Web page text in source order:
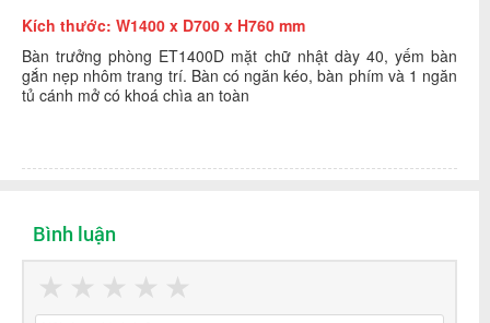
Kích thước: W1400 x D700 x H760 mm
Bàn trưởng phòng ET1400D mặt chữ nhật dày 40, yếm bàn
gắn nẹp nhôm trang trí. Bàn có ngăn kéo, bàn phím và 1 ngăn
tủ cánh mở có khoá chìa an toàn
Bình luận
★
★
★
★
★